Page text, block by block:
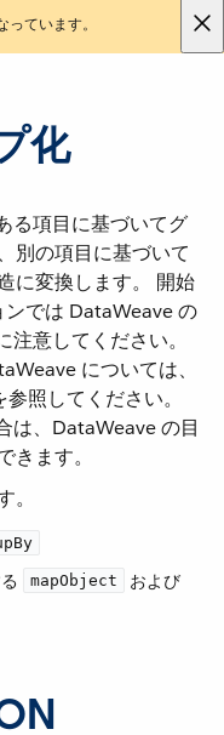
っています。
化
る項目に基づいてグ
別の項目に基づいて
に変換します。 開始
では DataWeave の
意してください。
については、​
参照してください。
は、DataWeave の目
きます。
mapObject ​ および ​